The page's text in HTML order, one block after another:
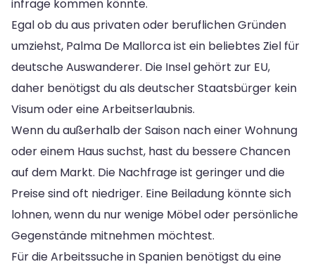
infrage kommen könnte.
Egal ob du aus privaten oder beruflichen Gründen
umziehst, Palma De Mallorca ist ein beliebtes Ziel für
deutsche Auswanderer. Die Insel gehört zur EU,
daher benötigst du als deutscher Staatsbürger kein
Visum oder eine Arbeitserlaubnis.
Wenn du außerhalb der Saison nach einer Wohnung
oder einem Haus suchst, hast du bessere Chancen
auf dem Markt. Die Nachfrage ist geringer und die
Preise sind oft niedriger. Eine Beiladung könnte sich
lohnen, wenn du nur wenige Möbel oder persönliche
Gegenstände mitnehmen möchtest.
Für die Arbeitssuche in Spanien benötigst du eine